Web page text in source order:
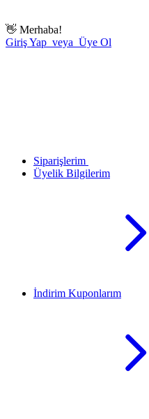
👋 Merhaba!
Giriş Yap veya Üye Ol
Siparişlerim
Üyelik Bilgilerim
İndirim Kuponlarım